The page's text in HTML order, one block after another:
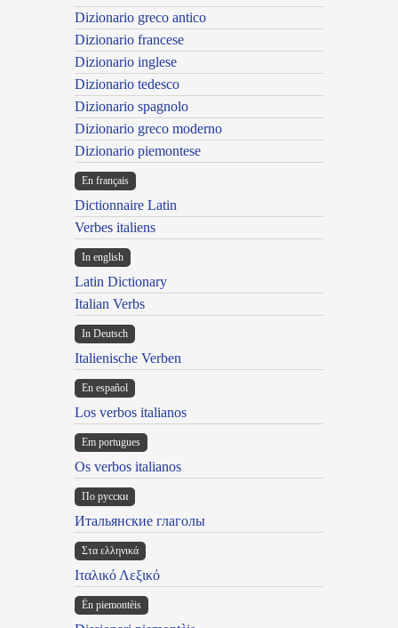
Dizionario greco antico
Dizionario francese
Dizionario inglese
Dizionario tedesco
Dizionario spagnolo
Dizionario greco moderno
Dizionario piemontese
En français
Dictionnaire Latin
Verbes italiens
In english
Latin Dictionary
Italian Verbs
In Deutsch
Italienische Verben
En español
Los verbos italianos
Em portugues
Os verbos italianos
По русски
Итальянские глаголы
Στα ελληνικά
Ιταλικό Λεξικό
Ën piemontèis